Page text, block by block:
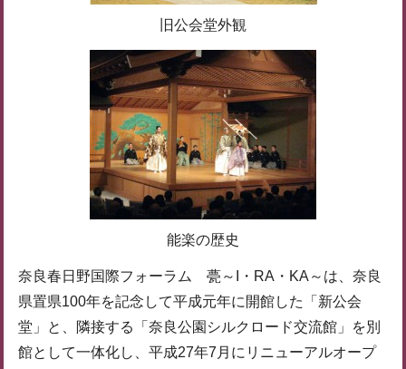
旧公会堂外観
能楽の歴史
奈良春日野国際フォーラム 甍～I・RA・KA～は、奈良
県置県100年を記念して平成元年に開館した「新公会
堂」と、隣接する「奈良公園シルクロード交流館」を別
館として一体化し、平成27年7月にリニューアルオープ